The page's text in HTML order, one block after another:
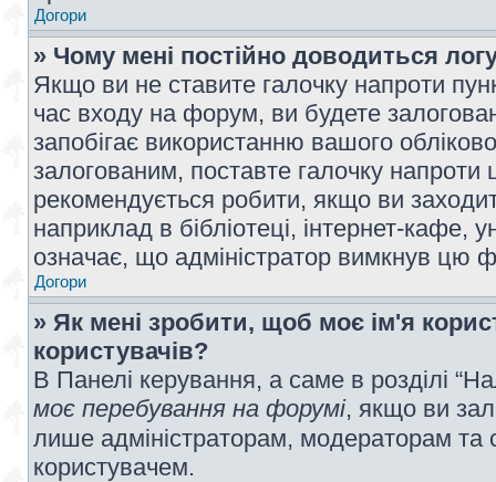
Догори
» Чому мені постійно доводиться
Якщо ви не ставите галочку напроти
час входу на форум, ви будете
запобігає використанню вашого
залогованим, поставте галочку
рекомендується робити, якщо ви
наприклад в бібліотеці, інтернет-кафе,
означає, що адміністратор вимкнув цю
Догори
» Як мені зробити, щоб моє ім'я
користувачів?
В Панелі керування, а саме в розділі
моє перебування на форумі, якщо ви
лише адміністраторам, модераторам
користувачем.